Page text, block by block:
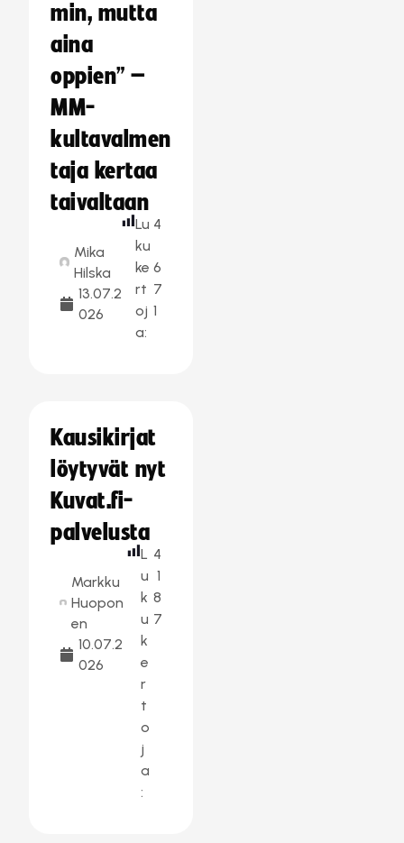
min, mutta
aina
oppien” –
MM-
kultavalmen
taja kertaa
taivaltaan
Mika
Hilska
13.07.2
026
Lu
ku
ke
rt
oj
a:
4
6
7
1
Kausikirjat
löytyvät nyt
Kuvat.fi-
palvelusta
Markku
Huopon
en
10.07.2
026
L
u
k
u
k
e
r
t
o
j
a
:
4
1
8
7